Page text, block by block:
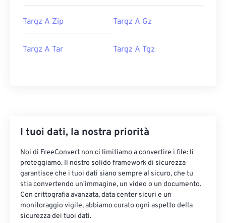
Targz A Zip Targz A Gz
Targz A Tar Targz A Tgz
I tuoi dati, la nostra priorità
Noi di FreeConvert non ci limitiamo a convertire i file: li
proteggiamo. Il nostro solido framework di sicurezza
garantisce che i tuoi dati siano sempre al sicuro, che tu
stia convertendo un'immagine, un video o un documento.
Con crittografia avanzata, data center sicuri e un
monitoraggio vigile, abbiamo curato ogni aspetto della
sicurezza dei tuoi dati.